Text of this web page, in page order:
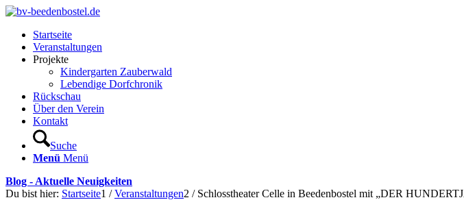
Startseite
Veranstaltungen
Projekte
Kindergarten Zauberwald
Lebendige Dorfchronik
Rückschau
Über den Verein
Kontakt
Suche
Menü Menü
Blog - Aktuelle Neuigkeiten
Du bist hier: Startseite1 / Veranstaltungen2 / Schlosstheater Celle in Beedenbostel mit „DER